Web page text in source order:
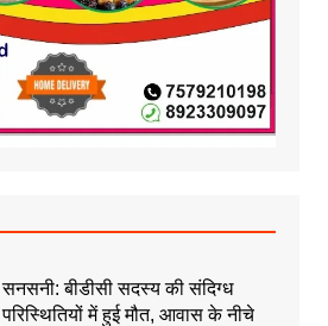
सनसनी: बीडीसी सदस्य की संदिग्ध
परिस्थितियों में हुई मौत, आवास के नीचे